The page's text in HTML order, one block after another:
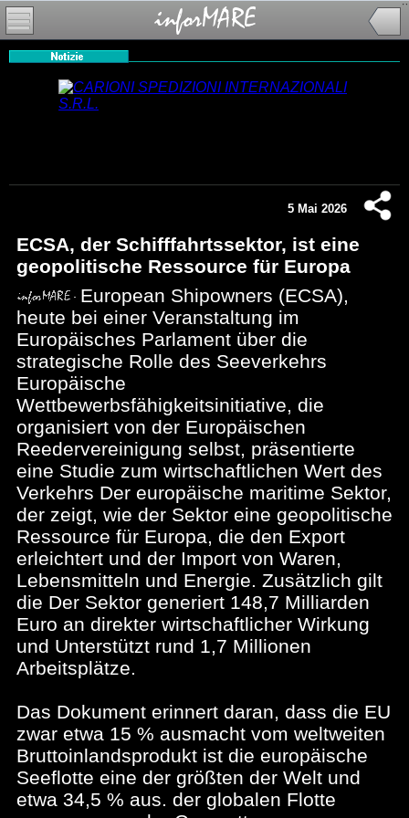
5 Mai 2026
ECSA, der Schifffahrtssektor, ist eine
geopolitische Ressource für Europa
European Shipowners (ECSA),
heute bei einer Veranstaltung im
Europäisches Parlament über die
strategische Rolle des Seeverkehrs
Europäische
Wettbewerbsfähigkeitsinitiative, die
organisiert von der Europäischen
Reedervereinigung selbst, präsentierte
eine Studie zum wirtschaftlichen Wert des
Verkehrs Der europäische maritime Sektor,
der zeigt, wie der Sektor eine geopolitische
Ressource für Europa, die den Export
erleichtert und der Import von Waren,
Lebensmitteln und Energie. Zusätzlich gilt
die Der Sektor generiert 148,7 Milliarden
Euro an direkter wirtschaftlicher Wirkung
und Unterstützt rund 1,7 Millionen
Arbeitsplätze.
Das Dokument erinnert daran, dass die EU
zwar etwa 15 % ausmacht vom weltweiten
Bruttoinlandsprodukt ist die europäische
Seeflotte eine der größten der Welt und
etwa 34,5 % aus. der globalen Flotte